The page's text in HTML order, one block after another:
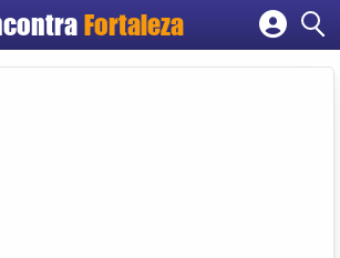
Fortaleza
Cadastrar empresa